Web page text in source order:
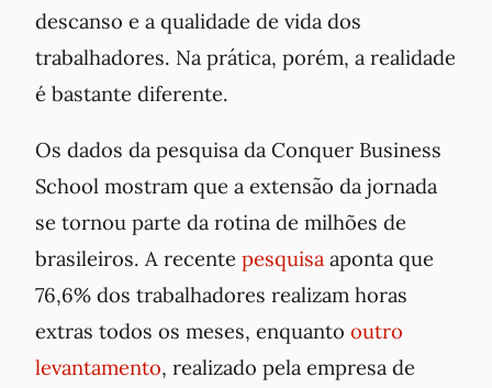
descanso e a qualidade de vida dos
trabalhadores. Na prática, porém, a realidade
é bastante diferente.
Os dados da pesquisa da Conquer Business
School mostram que a extensão da jornada
se tornou parte da rotina de milhões de
brasileiros. A recente pesquisa aponta que
76,6% dos trabalhadores realizam horas
extras todos os meses, enquanto outro
levantamento, realizado pela empresa de